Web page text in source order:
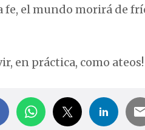
fe, el mundo morirá de
en práctica, como ateos!